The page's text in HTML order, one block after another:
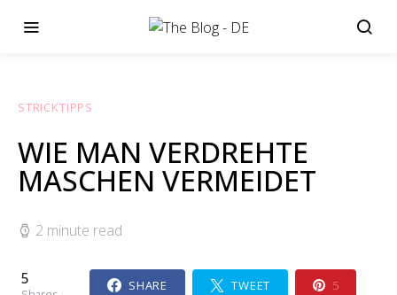
STRICKTIPPS
WIE MAN VERDREHTE
MASCHEN VERMEIDET
2 minute read
5 SHARE TWEET 5